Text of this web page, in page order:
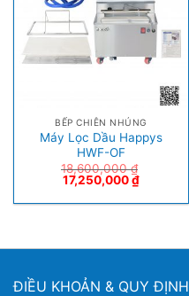
BẾP CHIÊN NHÚNG
Máy Lọc Dầu Happys
HWF-OF
18,600,000₫
17,250,000₫
ĐIỀU KHOẢN & QUY ĐỊNH